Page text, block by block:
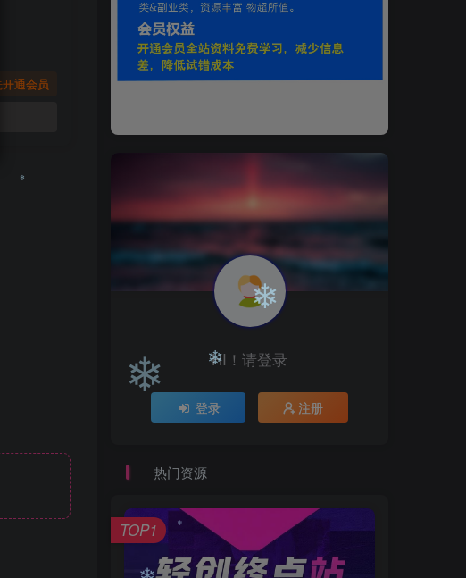
开通会员
HI！请登录
登录 注册
热门资源
TOP1
❄
❄
❄